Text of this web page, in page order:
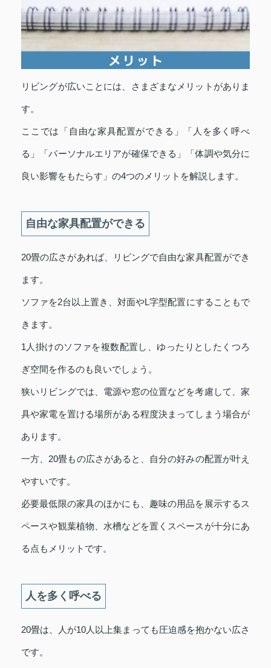
リビングが広いことには、さまざまなメリットがありま
す。
ここでは「自由な家具配置ができる」「人を多く呼べ
る」「パーソナルエリアが確保できる」「体調や気分に
良い影響をもたらす」の4つのメリットを解説します。
自由な家具配置ができる
20畳の広さがあれば、リビングで自由な家具配置ができ
ます。
ソファを2台以上置き、対面やL字型配置にすることもで
きます。
1人掛けのソファを複数配置し、ゆったりとしたくつろ
ぎ空間を作るのも良いでしょう。
狭いリビングでは、電源や窓の位置などを考慮して、家
具や家電を置ける場所がある程度決まってしまう場合が
あります。
一方、20畳もの広さがあると、自分の好みの配置が叶え
やすいです。
必要最低限の家具のほかにも、趣味の用品を展示するス
ペースや観葉植物、水槽などを置くスペースが十分にあ
る点もメリットです。
人を多く呼べる
20畳は、人が10人以上集まっても圧迫感を抱かない広さ
です。